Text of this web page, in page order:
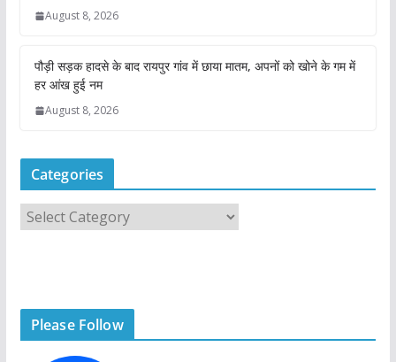
August 8, 2026
पौड़ी सड़क हादसे के बाद रायपुर गांव में छाया मातम, अपनों को खोने के गम में
हर आंख हुई नम
August 8, 2026
Categories
Please Follow